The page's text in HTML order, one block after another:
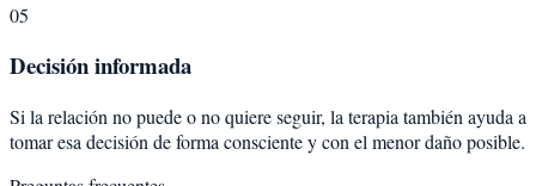
05
Decisión informada
Si la relación no puede o no quiere seguir, la terapia también ayuda a
tomar esa decisión de forma consciente y con el menor daño posible.